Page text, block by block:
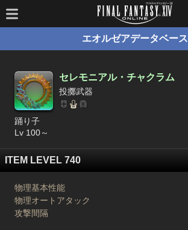
エオルゼアデータベース
セレモニアル・チャクラム
投擲武器
踊り子
Lv 100～
ITEM LEVEL 740
物理基本性能
物理オートアタック
攻撃間隔